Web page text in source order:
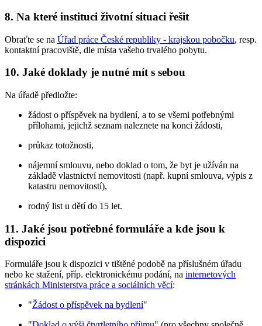
8. Na které instituci životní situaci řešit
Obraťte se na Úřad práce České republiky - krajskou pobočku, resp.
kontaktní pracoviště, dle místa vašeho trvalého pobytu.
10. Jaké doklady je nutné mít s sebou
Na úřadě předložte:
žádost o příspěvek na bydlení, a to se všemi potřebnými
přílohami, jejichž seznam naleznete na konci žádosti,
průkaz totožnosti,
nájemní smlouvu, nebo doklad o tom, že byt je užíván na
základě vlastnictví nemovitosti (např. kupní smlouva, výpis z
katastru nemovitostí),
rodný list u dětí do 15 let.
11. Jaké jsou potřebné formuláře a kde jsou k
dispozici
Formuláře jsou k dispozici v tištěné podobě na příslušném úřadu
nebo ke stažení, příp. elektronickému podání, na internetových
stránkách Ministerstva práce a sociálních věcí:
"Žádost o příspěvek na bydlení"